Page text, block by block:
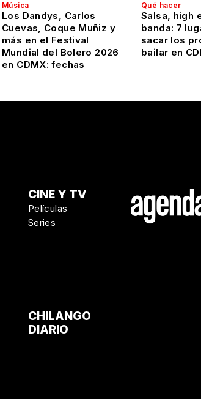
Música
Los Dandys, Carlos
Cuevas, Coque Muñiz y
más en el Festival
Mundial del Bolero 2026
en CDMX: fechas
Qué hacer
Salsa, high
banda: 7
sacar los
bailar en
CINE Y TV
Películas
Series
CHILANGO
DIARIO